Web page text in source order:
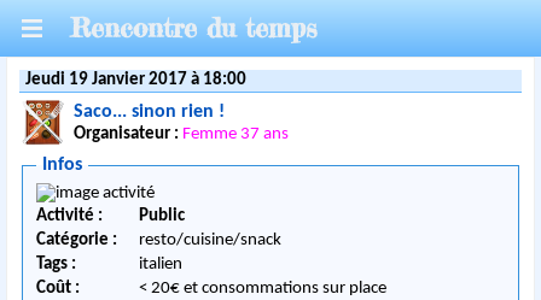
Rencontre du temps
Jeudi 19 Janvier 2017 à 18:00
Saco... sinon rien !
Organisateur : Femme 37 ans
Infos
Activité :
Public
Catégorie :
resto/cuisine/snack
Tags :
italien
Coût :
< 20€ et consommations sur place